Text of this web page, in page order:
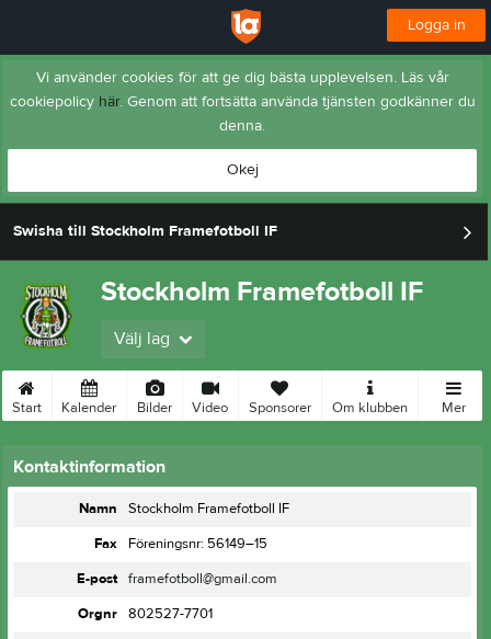
Logga in
Vi använder cookies för att ge dig bästa upplevelsen. Läs vår
cookiepolicy här. Genom att fortsätta använda tjänsten godkänner du
denna.
Okej
Swisha till Stockholm Framefotboll IF
Stockholm Framefotboll IF
Välj lag
Start Kalender Bilder Video Sponsorer Om klubben Mer
Kontaktinformation
Namn
Stockholm Framefotboll IF
Fax
Föreningsnr: 56149–15
E-post
framefotboll@gmail.com
Orgnr
802527-7701